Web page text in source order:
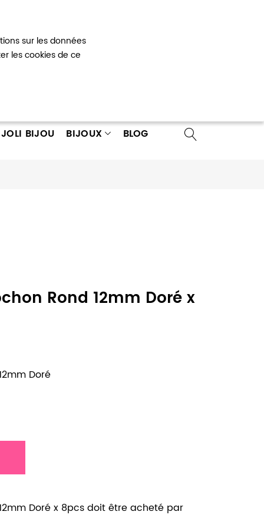
sur les données
les cookies de ce
compte
BIJOU BIJOUX BLOG
Rond 12mm Doré x
Doré
Doré x 8pcs doit être acheté par